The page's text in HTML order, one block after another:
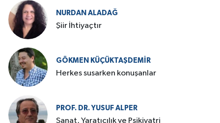
NURDAN ALADAĞ
Şiir İhtiyaçtır
GÖKMEN KÜÇÜKTAŞDEMIR
Herkes susarken konuşanlar
PROF. DR. YUSUF ALPER
Sanat, Yaratıcılık ve Psikiyatri